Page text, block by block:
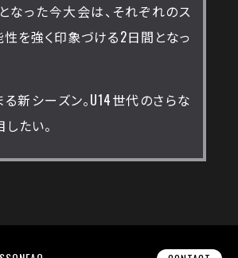
なった今大会は、それぞれのス
を強く印象づける2日間となっ
新シーズン。U14世代のさらな
たい。